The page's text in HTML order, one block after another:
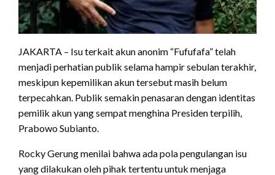
JAKARTA – Isu terkait akun anonim “Fufufafa” telah
menjadi perhatian publik selama hampir sebulan terakhir,
meskipun kepemilikan akun tersebut masih belum
terpecahkan. Publik semakin penasaran dengan identitas
pemilik akun yang sempat menghina Presiden terpilih,
Prabowo Subianto.
Rocky Gerung menilai bahwa ada pola pengulangan isu
yang dilakukan oleh pihak tertentu untuk menjaga